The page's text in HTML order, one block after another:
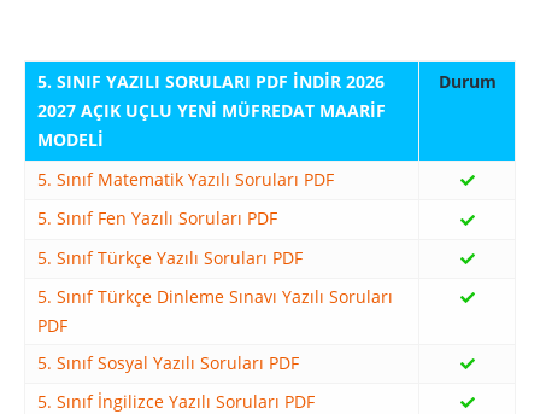
5. SINIF YAZILI SORULARI PDF İNDİR 2026
2027 AÇIK UÇLU YENİ MÜFREDAT MAARİF
MODELİ
5. Sınıf Matematik Yazılı Soruları PDF
5. Sınıf Fen Yazılı Soruları PDF
5. Sınıf Türkçe Yazılı Soruları PDF
5. Sınıf Türkçe Dinleme Sınavı Yazılı Soruları
PDF
5. Sınıf Sosyal Yazılı Soruları PDF
5. Sınıf İngilizce Yazılı Soruları PDF